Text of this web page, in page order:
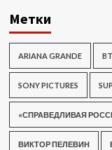
Метки
ARIANA GRANDE
SONY PICTURES
«СПРАВЕДЛИВАЯ
ВИКТОР ПЕЛЕВИН